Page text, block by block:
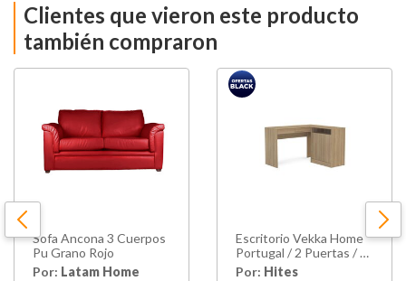
Clientes que vieron este producto
también compraron
Sofa Ancona 3 Cuerpos
Pu Grano Rojo
Por: Latam Home
Escritorio Vekka Home
Portugal / 2 Puertas / 2
Cajones
Por: Hites